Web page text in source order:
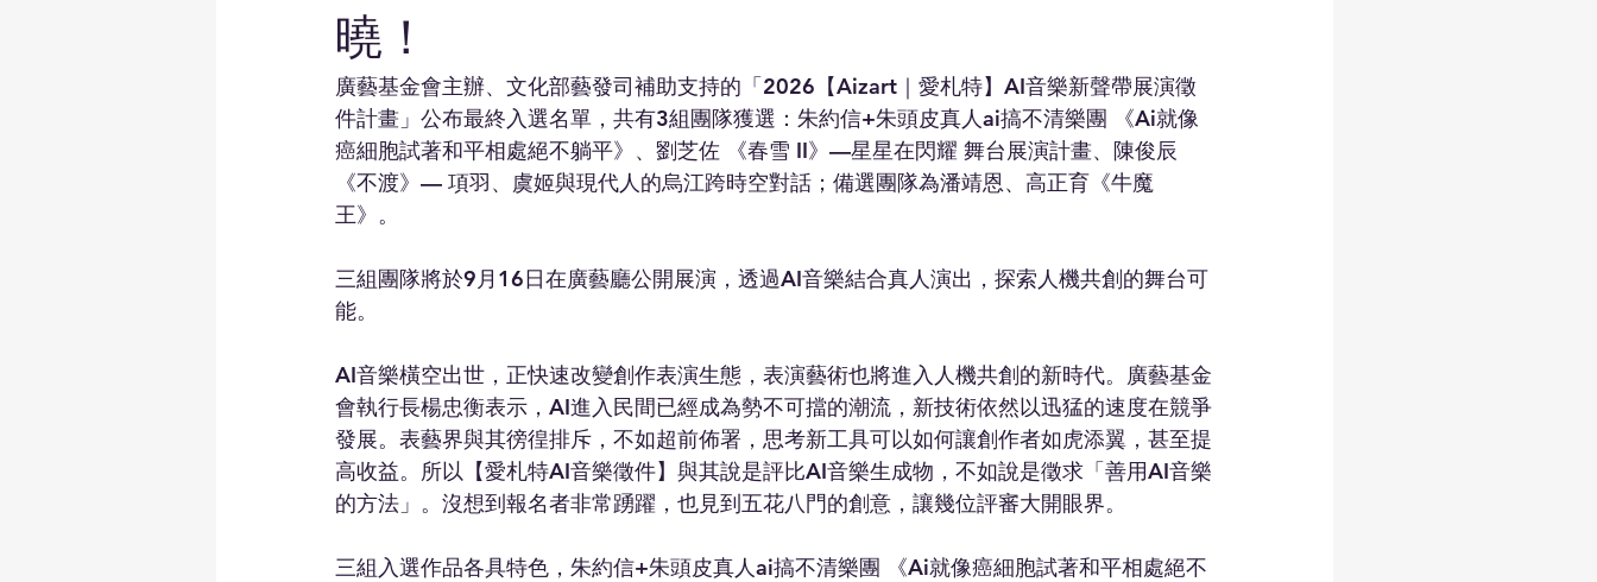
曉！
廣藝基金會主辦、文化部藝發司補助支持的「2026【Aizart｜愛札特】AI音樂新聲帶展演徵
件計畫」公布最終入選名單，共有3組團隊獲選：朱約信+朱頭皮真人ai搞不清樂團 《Ai就像
癌細胞試著和平相處絕不躺平》、劉芝佐 《春雪 II》—星星在閃耀 舞台展演計畫、陳俊辰
《不渡》— 項羽、虞姬與現代人的烏江跨時空對話；備選團隊為潘靖恩、高正育《牛魔
王》。
三組團隊將於9月16日在廣藝廳公開展演，透過AI音樂結合真人演出，探索人機共創的舞台可
能。
AI音樂橫空出世，正快速改變創作表演生態，表演藝術也將進入人機共創的新時代。廣藝基金
會執行長楊忠衡表示，AI進入民間已經成為勢不可擋的潮流，新技術依然以迅猛的速度在競爭
發展。表藝界與其徬徨排斥，不如超前佈署，思考新工具可以如何讓創作者如虎添翼，甚至提
高收益。所以【愛札特AI音樂徵件】與其說是評比AI音樂生成物，不如說是徵求「善用AI音樂
的方法」。沒想到報名者非常踴躍，也見到五花八門的創意，讓幾位評審大開眼界。
三組入選作品各具特色，朱約信+朱頭皮真人ai搞不清樂團 《Ai就像癌細胞試著和平相處絕不